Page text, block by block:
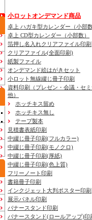
小ロットオンデマンド商品
卓上 ハガキ型カレンダー（小部
卓上 CD型カレンダー（小部数）
箔押し名入れクリアファイル印刷
クリアファイル(全面印刷)
紙製ファイル
オンデマンド絵はがきセット
小ロット無線綴じ冊子印刷
資料印刷
（プレゼン・会議・セ
他）
ホッチキス留め
ホッチキス無し
テープ製本
見積書表紙印刷
中綴じ冊子印刷(フルカラー)
中綴じ冊子印刷(モノクロ)
中綴じ冊子印刷(厚紙)
中綴じ冊子印刷(色上質)
フリーノート印刷
書籍冊子印刷
インクジェット大判ポスター印刷
展示パネル印刷
バナースタンド印刷
バナースタンド(ロールアップ)印